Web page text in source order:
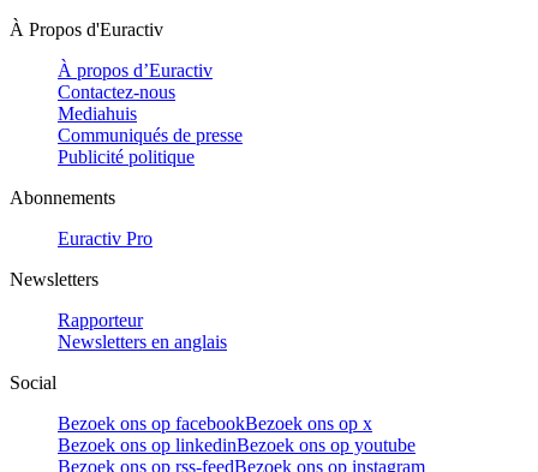
À Propos d'Euractiv
À propos d’Euractiv
Contactez-nous
Mediahuis
Communiqués de presse
Publicité politique
Abonnements
Euractiv Pro
Newsletters
Rapporteur
Newsletters en anglais
Social
Bezoek ons op facebookBezoek ons op x
Bezoek ons op linkedinBezoek ons op youtube
Bezoek ons op rss-feedBezoek ons op instagram